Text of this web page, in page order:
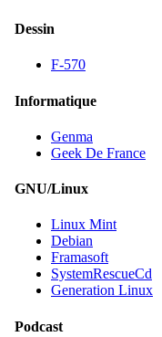
Dessin
F-570
Informatique
Genma
Geek De France
GNU/Linux
Linux Mint
Debian
Framasoft
SystemRescueCd
Generation Linux
Podcast